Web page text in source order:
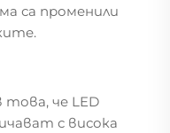
са променили
това, че LED
с висока